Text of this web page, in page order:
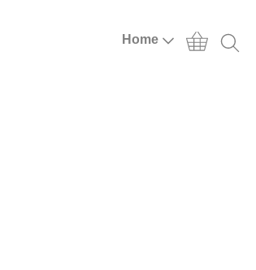
Home